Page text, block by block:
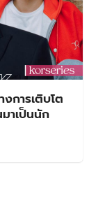
การเติบโต
าเป็นนัก